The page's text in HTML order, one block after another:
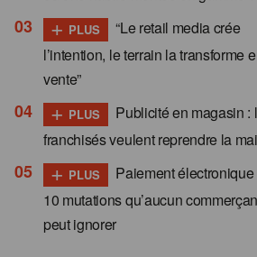
+ PLUS
“Le retail media crée
l’intention, le terrain la transforme
vente”
+ PLUS
Publicité en magasin :
franchisés veulent reprendre la
+ PLUS
Paiement électronique
10 mutations qu’aucun
peut ignorer